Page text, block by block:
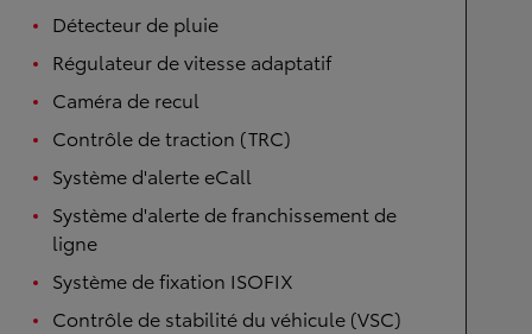
Détecteur de pluie
Régulateur de vitesse adaptatif
Caméra de recul
Contrôle de traction (TRC)
Système d'alerte eCall
Système d'alerte de franchissement de
ligne
Système de fixation ISOFIX
Contrôle de stabilité du véhicule (VSC)